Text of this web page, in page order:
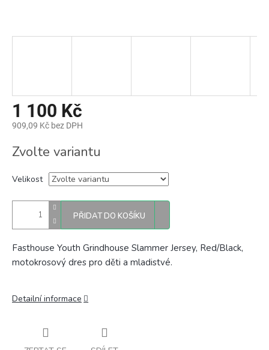
1 100 Kč
909,09 Kč bez DPH
cena:
Zvolte variantu
Velikost
PŘIDAT DO KOŠÍKU
Fasthouse Youth Grindhouse Slammer Jersey, Red/Black,
motokrosový dres pro děti a mladistvé.
Detailní informace